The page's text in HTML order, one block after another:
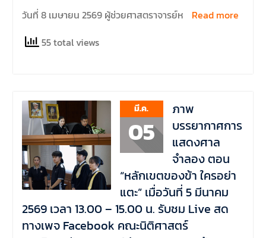
วันที่ 8 เมษายน 2569 ผู้ช่วยศาสตราจารย์ห
Read more
55 total views
มี.ค.
05
ภาพ
บรรยากาศการ
แสดงศาล
จำลอง ตอน
“หลักเขตของข้า ใครอย่า
แตะ” เมื่อวันที่ 5 มีนาคม
2569 เวลา 13.00 – 15.00 น. รับชม Live สด
ทางเพจ Facebook คณะนิติศาสตร์